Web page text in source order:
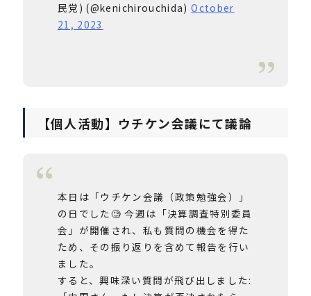
民党) (@kenichirouchida)October
21, 2023
【個人活動】ウチケン会議にて議論
本日は「ウチケン会議（政策勉強会）」
の日でした🧐 今週は「決算調査特別委員
会」が開催され、私も質問の機会を得た
ため、その振り返りを含めて報告を行い
ました。
すると、興味深い質問が飛び出しました: